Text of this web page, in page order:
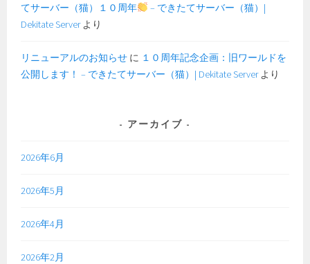
てサーバー（猫）１０周年
– できたてサーバー（猫）|
Dekitate Serverより
リニューアルのお知らせ に １０周年記念企画：旧ワールドを
公開します！ – できたてサーバー（猫）| Dekitate Serverより
アーカイブ
2026年6月
2026年5月
2026年4月
2026年2月